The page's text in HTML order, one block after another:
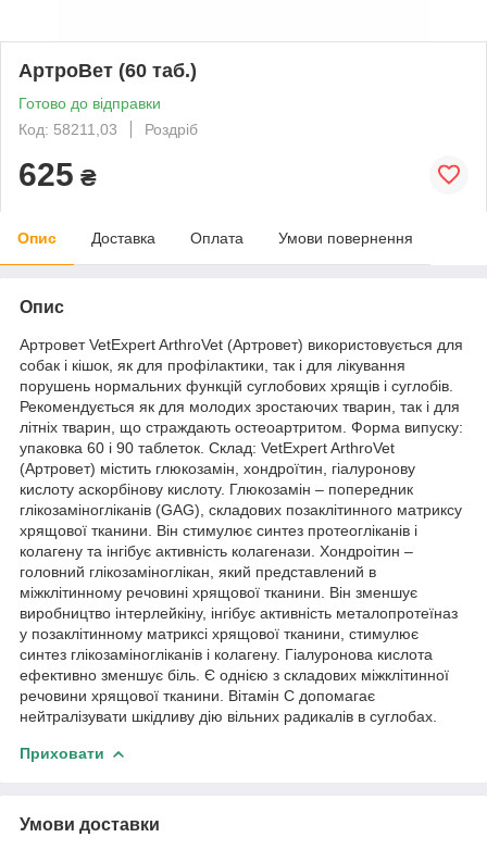
АртроВет (60 таб.)
Готово до відправки
Код: 58211,03
Роздріб
625 ₴
Опис Доставка Оплата Умови повернення
Опис
Артровет VetExpert ArthroVet (Артровет) використовується для
собак і кішок, як для профілактики, так і для лікування
порушень нормальних функцій суглобових хрящів і суглобів.
Рекомендується як для молодих зростаючих тварин, так і для
літніх тварин, що страждають остеоартритом. Форма випуску:
упаковка 60 і 90 таблеток. Склад: VetExpert ArthroVet
(Артровет) містить глюкозамін, хондроїтин, гіалуронову
кислоту аскорбінову кислоту. Глюкозамін – попередник
глікозаміногліканів (GAG), складових позаклітинного матриксу
хрящової тканини. Він стимулює синтез протеогліканів і
колагену та інгібує активність колагенази. Хондроітин –
головний глікозаміноглікан, який представлений в
міжклітинному речовині хрящової тканини. Він зменшує
виробництво інтерлейкіну, інгібує активність металопротеїназ
у позаклітинному матриксі хрящової тканини, стимулює
синтез глікозаміногліканів і колагену. Гіалуронова кислота
ефективно зменшує біль. Є однією з складових міжклітинної
речовини хрящової тканини. Вітамін С допомагає
нейтралізувати шкідливу дію вільних радикалів в суглобах.
Приховати
Умови доставки